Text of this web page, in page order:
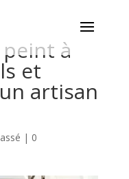
à
et
artisan
| 0